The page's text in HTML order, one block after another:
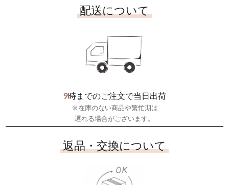
配送について
9時までのご注文で当日出荷
※在庫のない商品や繁忙期は
遅れる場合がございます。
返品・交換について